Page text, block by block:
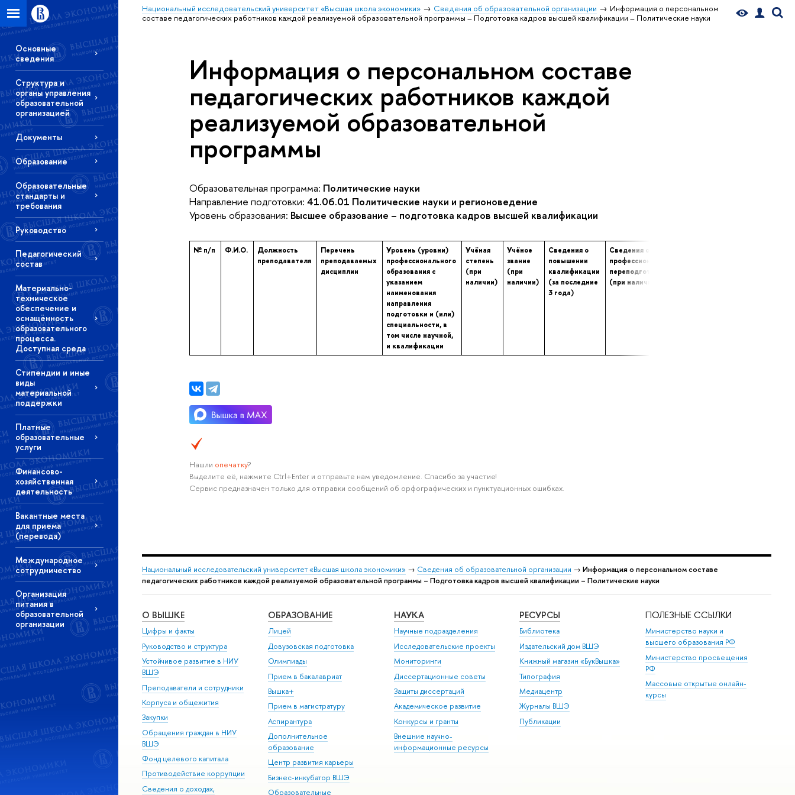
Национальный исследовательский университет «Высшая школа экономики» Сведения об образовательной организации
Информация о персональном
составе педагогических работников каждой реализуемой образовательной программы – Подготовка кадров высшей квалификации – Политические науки
Основные
сведения
Структура и
органы управления
образовательной
организацией
Документы
Образование
Образовательные
стандарты и
требования
Руководство
Педагогический
состав
Материально-
техническое
обеспечение и
оснащённость
образовательного
процесса.
Доступная среда
Стипендии и иные
виды
материальной
поддержки
Платные
образовательные
услуги
Финансово-
хозяйственная
деятельность
Вакантные места
для приема
(перевода)
Международное
сотрудничество
Организация
питания в
образовательной
организации
Информация о персональном составе
педагогических работников каждой
реализуемой образовательной
программы
Образовательная программа: Политические науки
Направление подготовки: 41.06.01 Политические науки и регионоведение
Уровень образования: Высшее образование – подготовка кадров высшей квалификации
№ п/п Ф.И.О.
Должность
преподавателя
Перечень
преподаваемых
дисциплин
Уровень (уровни)
профессионального
образования с
указанием
наименования
направления
подготовки и (или)
специальности, в
том числе научной,
и квалификации
Учёная
степень
(при
наличии)
Учёное
звание
(при
наличии)
Сведения о
повышении
квалификации
(за последние
3 года)
Сведения о
профессиональной
переподготовке
(при наличии)
Нашли опечатку?
Выделите её, нажмите Ctrl+Enter и отправьте нам уведомление. Спасибо за участие!
Сервис предназначен только для отправки сообщений об орфографических и пунктуационных ошибках.
Национальный исследовательский университет «Высшая школа экономики» → Сведения об образовательной организации → Информация о персональном составе
педагогических работников каждой реализуемой образовательной программы – Подготовка кадров высшей квалификации – Политические науки
О ВЫШКЕ
Цифры и факты
Руководство и структура
Устойчивое развитие в НИУ
ВШЭ
Преподаватели и сотрудники
Корпуса и общежития
Закупки
Обращения граждан в НИУ
ВШЭ
Фонд целевого капитала
Противодействие коррупции
Сведения о доходах,
ОБРАЗОВАНИЕ
Лицей
Довузовская подготовка
Олимпиады
Прием в бакалавриат
Вышка+
Прием в магистратуру
Аспирантура
Дополнительное
образование
Центр развития карьеры
Бизнес-инкубатор ВШЭ
Образовательные
НАУКА
Научные подразделения
Исследовательские проекты
Мониторинги
Диссертационные советы
Защиты диссертаций
Академическое развитие
Конкурсы и гранты
Внешние научно-
информационные ресурсы
РЕСУРСЫ
Библиотека
Издательский дом ВШЭ
Книжный магазин «БукВышка»
Типография
Медиацентр
Журналы ВШЭ
Публикации
ПОЛЕЗНЫЕ ССЫЛКИ
Министерство науки и
высшего образования РФ
Министерство просвещения
РФ
Массовые открытые онлайн-
курсы